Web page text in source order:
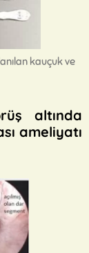
kauçuk ve
altında
ameliyatı